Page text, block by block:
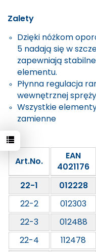
Zalety
Dzięki nóżkom
5 nadają się w
zapewniają
elementu.
Płynna regulacja
wewnętrznej
Wszystkie
zamienne
Art.No.
EAN
4021176
22-1
012228
22-2
012303
22-3
012488
22-4
112478